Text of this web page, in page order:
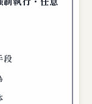
段